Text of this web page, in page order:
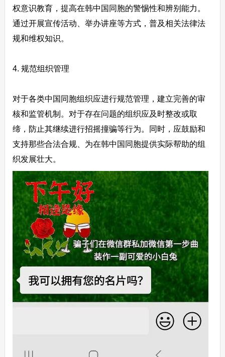
权意识教育，提高在韩中国同胞的警惕性和辨别能力。
通过开展宣传活动、举办讲座等方式，普及相关法律法
规和维权知识。
4. 规范组织管理
对于各类中国同胞组织应进行规范管理，建立完善的审
核和监管机制。对于存在问题的组织应及时整改或取
缔，防止其继续进行招摇撞骗等行为。同时，应鼓励和
支持那些合法合规、为在韩中国同胞提供实际帮助的组
织发展壮大。